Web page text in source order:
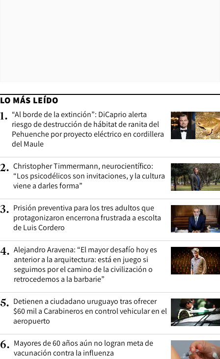
LO MÁS LEÍDO
1. “Al borde de la extinción”: DiCaprio alerta
riesgo de destrucción de hábitat de ranita del
Pehuenche por proyecto eléctrico en cordillera
del Maule
2. Christopher Timmermann, neurocientífico:
“Los psicodélicos son invitaciones, y la cultura
viene a darles forma”
3. Prisión preventiva para los tres adultos que
protagonizaron encerrona frustrada a escolta
de Luis Cordero
4. Alejandro Aravena: “El mayor desafío hoy es
anterior a la arquitectura: está en juego si
seguimos por el camino de la civilización o
retrocedemos a la barbarie”
5. Detienen a ciudadano uruguayo tras ofrecer
$60 mil a Carabineros en control vehicular en el
aeropuerto
6. Mayores de 60 años aún no logran meta de
vacunación contra la influenza